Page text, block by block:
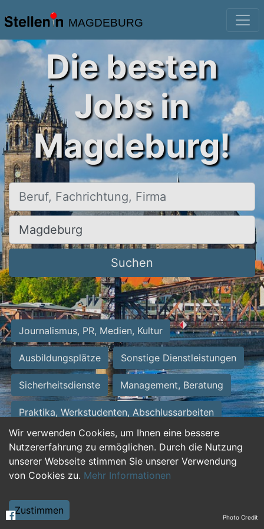
MAGDEBURG
Wir verwenden Cookies, um Ihnen eine bessere
Nutzererfahrung zu ermöglichen. Durch die Nutzung
unserer Webseite stimmen Sie unserer Verwendung
von Cookies zu. Mehr Informationen
Zustimmen
Die besten
Jobs in
Magdeburg!
Beruf, Fachrichtung, Firma
Ort, Stadt
Suchen
Journalismus, PR, Medien, Kultur
Ausbildungsplätze Sonstige Dienstleistungen
Sicherheitsdienste Management, Beratung
Praktika, Werkstudenten, Abschlussarbeiten
Personalwesen Assistenz, Sekretariat
Hilfskräfte, Aushilfs- und Nebenjobs
Weiterbildung, Studium, duale Ausbildung Photo Credit